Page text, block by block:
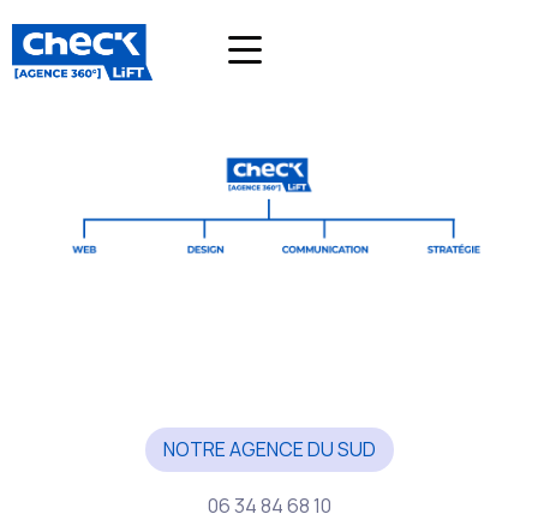
NOTRE AGENCE DU SUD
06 34 84 68 10